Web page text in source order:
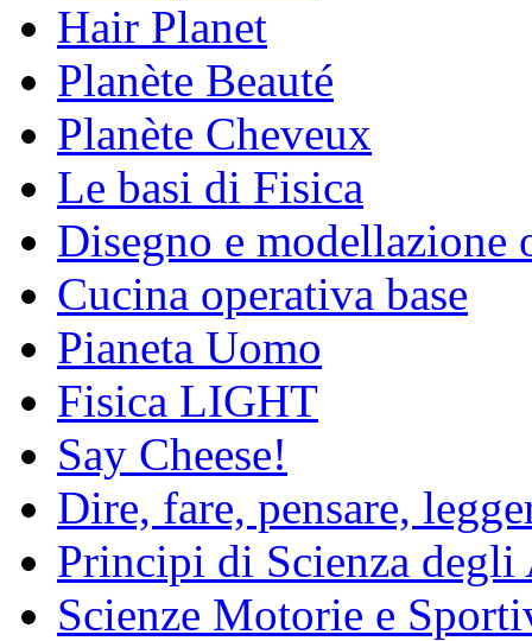
Hair Planet
Planète Beauté
Planète Cheveux
Le basi di Fisica
Disegno e modellazione
Cucina operativa base
Pianeta Uomo
Fisica LIGHT
Say Cheese!
Dire, fare, pensare,
Principi di Scienza
Scienze Motorie e